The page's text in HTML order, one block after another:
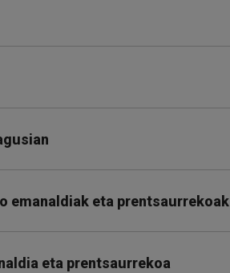
emanaldiak eta prentsaurrekoak
eta prentsaurrekoa